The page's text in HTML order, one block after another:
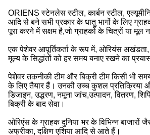
ORIENS स्टेनलेस स्टील, कार्बन स्टील,
आदि से बने सभी प्रकार के धातु भागों के लिए
पूरा करने में सक्षम है,जो ग्राहकों के चित्रों या मूल
एक पेशेवर आपूर्तिकर्ता के रूप में, ओरियंस अखंडता,
मूल्य के सिद्धांतों को हर समय बनाए रखने का
पेशेवर तकनीकी टीम और बिक्री टीम किसी भी
के लिए तैयार हैं। उनकी उच्च कुशल प्रतिक्रिया
डिजाइन, उद्धरण, नमूना जांच,उत्पादन, वितरण,
बिक्री के बाद सेवा।
ओरिएंस के ग्राहक दुनिया भर के विभिन्न बाजारों
अफ्रीका, दक्षिण एशिया आदि से आते हैं।